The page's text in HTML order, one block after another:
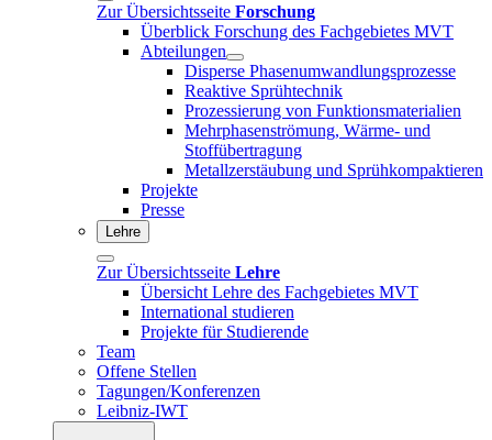
Zur Übersichtsseite Forschung
Überblick Forschung des Fachgebietes MVT
Abteilungen
Disperse Phasenumwandlungsprozesse
Reaktive Sprühtechnik
Prozessierung von Funktionsmaterialien
Mehrphasenströmung, Wärme- und
Stoffübertragung
Metallzerstäubung und Sprühkompaktieren
Projekte
Presse
Lehre
Zur Übersichtsseite Lehre
Übersicht Lehre des Fachgebietes MVT
International studieren
Projekte für Studierende
Team
Offene Stellen
Tagungen/Konferenzen
Leibniz-IWT